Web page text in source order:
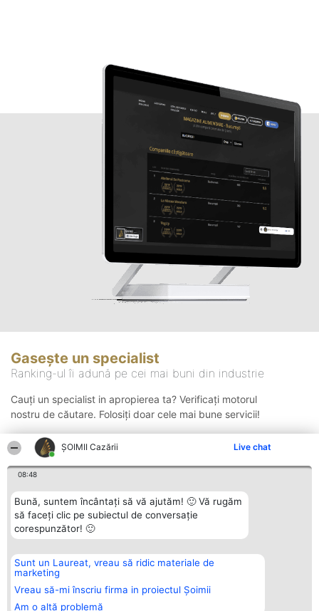
ȘOIMII Cazării Live chat
08:48
Bună, suntem încântați să vă ajutăm! 🙂 Vă rugăm
să faceți clic pe subiectul de conversație
corespunzător! 🙂
Sunt un Laureat, vreau să ridic materiale de
marketing
Vreau să-mi înscriu firma in proiectul Șoimii
Am o altă problemă
Gasește un specialist
Ranking-ul îi adună pe cei mai buni din industrie
Cauți un specialist in apropierea ta? Verificați motorul
nostru de căutare. Folosiți doar cele mai bune servicii!
Organizator Ranking
BRIGHT SOLUTIONS BR SRL
Aleea Timisul De Sus 2 Bl. A30
Sc. A Et. 4 Ap. 13 Cod 061952
București
Plebiscyt
Lista Tuturor
Laureaților
Contact